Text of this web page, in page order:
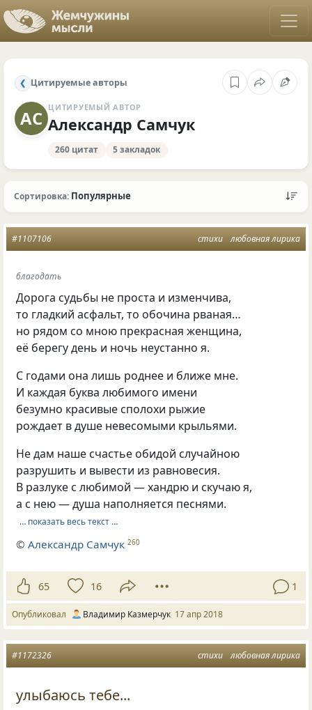
❮ Цитируемые авторы
АС ЦИТИРУЕМЫЙ АВТОР
Александр Самчук
260 цитат 5 закладок
Сортировка: Популярные
стихи любовная лирика
#1107106
благодать
Дорога судьбы не проста и изменчива,
то гладкий асфальт, то обочина рваная…
но рядом со мною прекрасная женщина,
её берегу день и ночь неустанно я.
С годами она лишь роднее и ближе мне.
И каждая буква любимого имени
безумно красивые сполохи рыжие
рождает в душе невесомыми крыльями.
Не дам наше счастье обидой случайною
разрушить и вывести из равновесия.
В разлуке с любимой — хандрю и скучаю я,
а с нею — душа наполняется песнями.
… показать весь текст …
©Александр Самчук 260
65 16 1
Опубликовал Владимир Казмерчук 17 апр 2018
стихи любовная лирика
#1172326
улыбаюсь тебе...